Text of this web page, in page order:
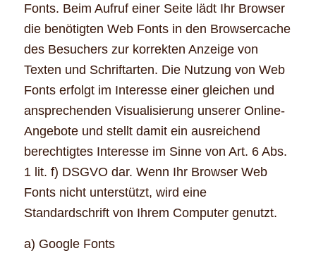
Fonts. Beim Aufruf einer Seite lädt Ihr Browser
die benötigten Web Fonts in den Browsercache
des Besuchers zur korrekten Anzeige von
Texten und Schriftarten. Die Nutzung von Web
Fonts erfolgt im Interesse einer gleichen und
ansprechenden Visualisierung unserer Online-
Angebote und stellt damit ein ausreichend
berechtigtes Interesse im Sinne von Art. 6 Abs.
1 lit. f) DSGVO dar. Wenn Ihr Browser Web
Fonts nicht unterstützt, wird eine
Standardschrift von Ihrem Computer genutzt.
a) Google Fonts